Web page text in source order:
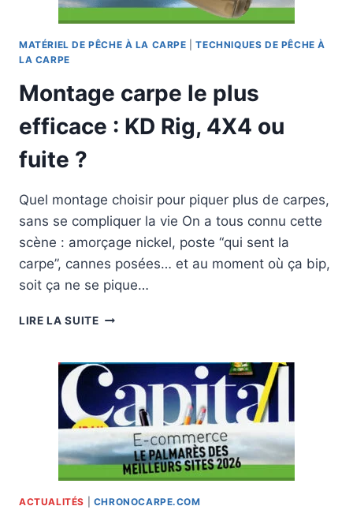
DE
L’ÉQUIPEMENT
MATÉRIEL DE PÊCHE À LA CARPE |TECHNIQUES DE PÊCHE À
LA CARPE
Montage carpe le plus
efficace : KD Rig, 4X4 ou
fuite ?
Quel montage choisir pour piquer plus de carpes,
sans se compliquer la vie On a tous connu cette
scène : amorçage nickel, poste “qui sent la
carpe”, cannes posées… et au moment où ça bip,
soit ça ne se pique…
LIRE LA SUITEMONTAGE
PLUS
EFFICACE
KD
RIG,
4X4
OU
FUITE
?
ACTUALITÉS CHRONOCARPE.COM